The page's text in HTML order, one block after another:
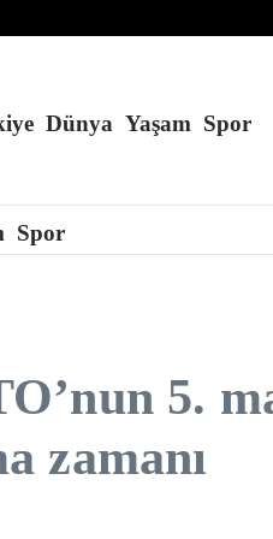
buldu
Dünya Yaşam Spor
Spor
5.
zamanı